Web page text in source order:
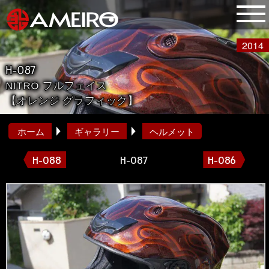
H-087
NITRO フルフェイス
【オレンジ グラフィック】
2014
ホーム ギャラリー ヘルメット
H-088 H-087 H-086